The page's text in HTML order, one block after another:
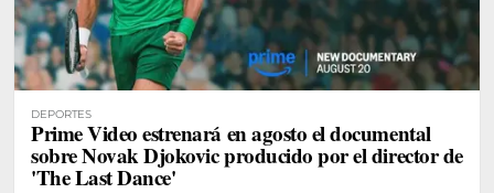
DEPORTES
Prime Video estrenará en agosto el documental
sobre Novak Djokovic producido por el director de
'The Last Dance'